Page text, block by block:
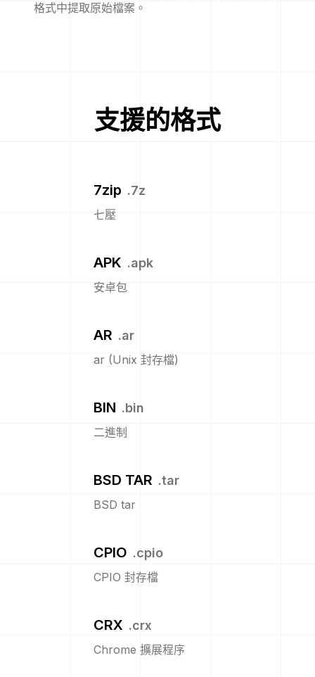
格式中提取原始檔案。
支援的格式
7zip .7z
七壓
APK .apk
安卓包
AR .ar
ar (Unix 封存檔)
BIN .bin
二進制
BSD TAR .tar
BSD tar
CPIO .cpio
CPIO 封存檔
CRX .crx
Chrome 擴展程序